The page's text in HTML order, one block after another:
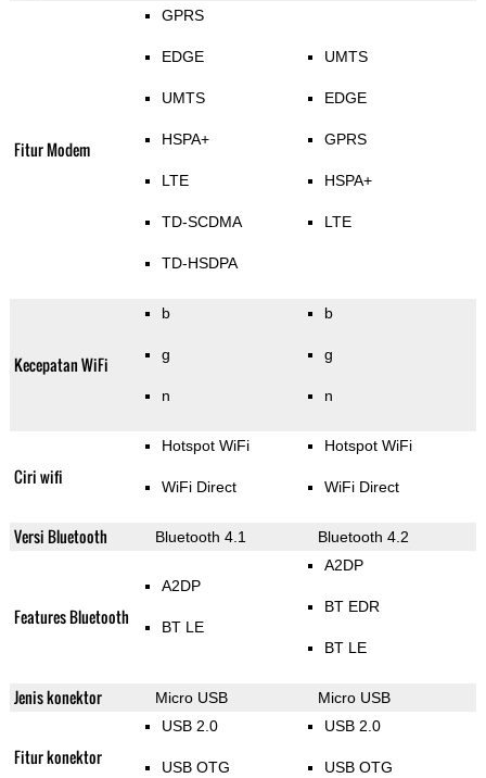
Fitur Modem
GPRS
EDGE
UMTS
HSPA+
LTE
TD-SCDMA
TD-HSDPA
UMTS
EDGE
GPRS
HSPA+
LTE
Kecepatan WiFi
b
g
n
b
g
n
Ciri wifi
Hotspot WiFi
WiFi Direct
Hotspot WiFi
WiFi Direct
Versi Bluetooth Bluetooth 4.1 Bluetooth 4.2
Features Bluetooth
A2DP
BT LE
A2DP
BT EDR
BT LE
Jenis konektor Micro USB Micro USB
Fitur konektor
USB 2.0
USB OTG
USB 2.0
USB OTG